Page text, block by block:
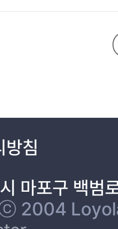
up, textbooks have been
침
마포구 백범
2004